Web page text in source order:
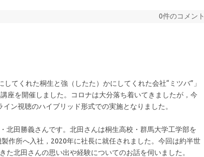
0件のコメント
てくれた桐生と強（したた）かにしてくれた会社“ミツバ”」
座を開催しました。コロナは大分落ち着いてきましたが，今
ン視聴のハイブリッド形式での実施となりました。
北田勝義さんです。北田さんは桐生高校・群馬大学工学部を
作所へ入社，2020年に社長に就任されました。今回は約半世
た北田さんの思い出や経験についてのお話を伺いました。